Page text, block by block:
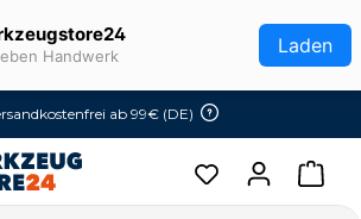
springen
Handwerk Laden
ab 99€ (DE)